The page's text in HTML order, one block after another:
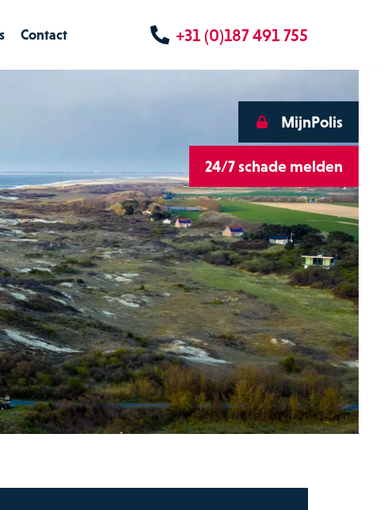
+31 (0)187 491 755
Contact
MijnPolis
24/7 schade melden